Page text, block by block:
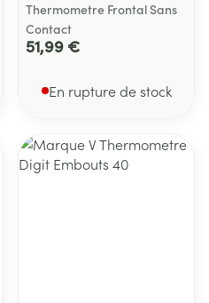
Thermometre Frontal Sans
Contact
51,99 €
En rupture de stock